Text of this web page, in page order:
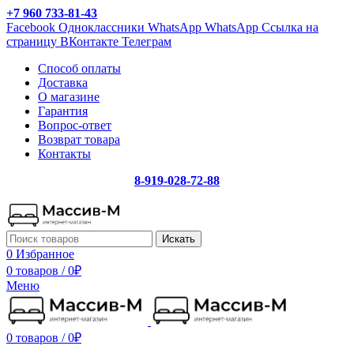
+7 960 733-81-43
Facebook Одноклассники WhatsApp WhatsApp Ссылка на
страницу ВКонтакте Телеграм
Способ оплаты
Доставка
О магазине
Гарантия
Вопрос-ответ
Возврат товара
Контакты
8-919-028-72-88
Искать
0 Избранное
0 товаров / 0₽
Меню
0 товаров / 0₽